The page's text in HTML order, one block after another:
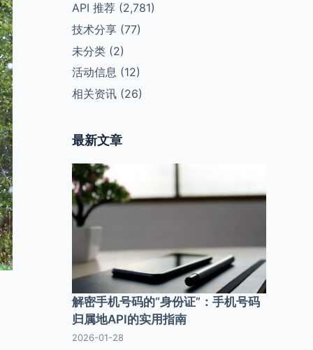
API 推荐(2,781)
技术分享(77)
未分类(2)
活动信息 (12)
相关资讯(26)
最新文章
解密手机号码的“身份证”：手机号码
归属地API的实用指南
2026-01-28